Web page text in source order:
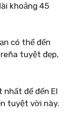
khoảng 45
có thể đến
tuyệt đẹp,
nhất để đến El
tuyệt vời này.